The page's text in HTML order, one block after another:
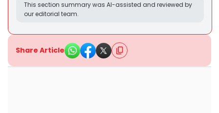
This section summary was AI-assisted and reviewed by
our editorial team.
Share Article